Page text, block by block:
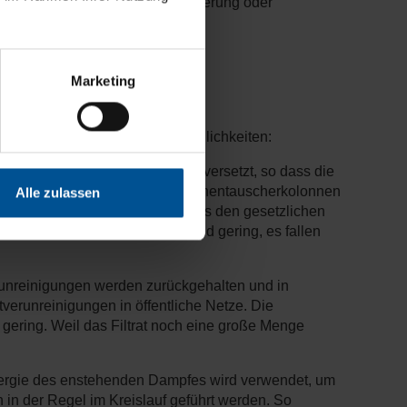
Marketing
Alle zulassen
Dabei gibt es mehrere Möglichkeiten:
Reihenfolge mit Chemikalien versetzt, so dass die
Verunreinigungen über Ionentauscherkolonnen
nur so weit aufbereitet, dass es den gesetzlichen
dieses Systems sind gering, es fallen
werden zurückgehalten und in
in öffentliche Netze. Die
Weil das Filtrat noch eine große Menge
des enstehenden Dampfes wird verwendet, um
der Regel im Kreislauf geführt werden. So